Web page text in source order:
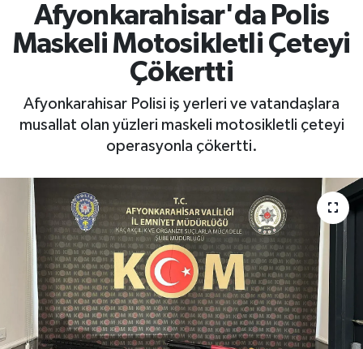
Afyonkarahisar'da Polis
Maskeli Motosikletli Çeteyi
Çökertti
Afyonkarahisar Polisi iş yerleri ve vatandaşlara
musallat olan yüzleri maskeli motosikletli çeteyi
operasyonla çökertti.
İLETİŞİM
CANLI YAYIN